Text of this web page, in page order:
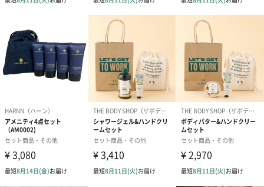
ISLAND BATH & BODY(アイランド バス＆ボディ)
オアフ島のワイアルアにて、ナチュラルソープを手作りしている
ノースショアソープファクトリーを始めとして、スキンケアプロ
トロピカルな香りとともに心も体もリラックスできるのが特徴的
です。
南国と癒しを